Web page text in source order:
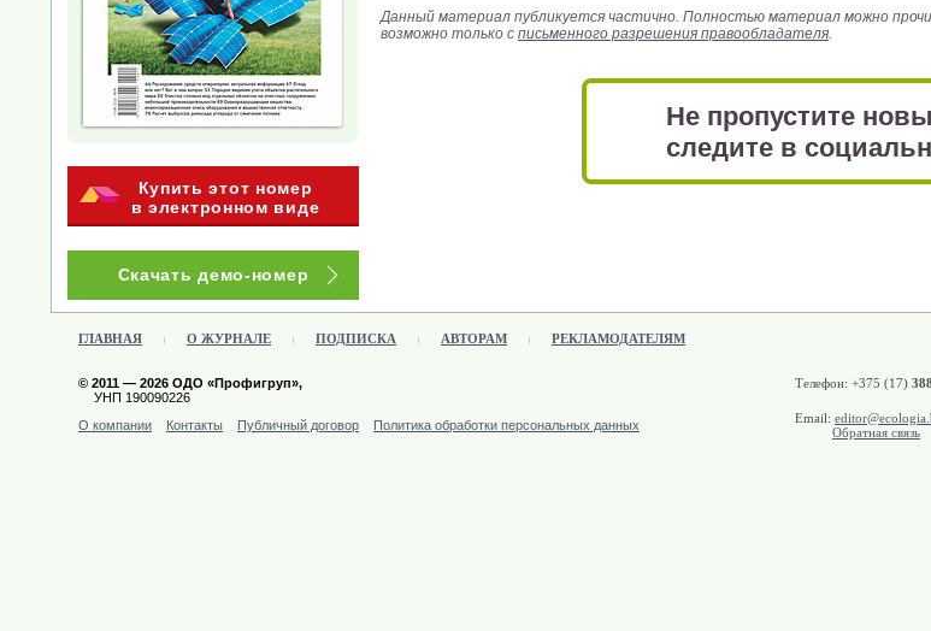
Купить этот номер
в электронном виде
Скачать демо-номер
Данный материал публикуется частично. Полностью материал можно
возможно только с письменного разрешения правообладателя.
Не пропустите
следите в
ГЛАВНАЯ О ЖУРНАЛЕ ПОДПИСКА АВТОРАМ РЕКЛАМОДАТЕЛЯМ
© 2011 — 2026 ОДО «Профигруп»,
УНП 190090226
О компании
Контакты Публичный договор Политика обработки персональных данных
Телефон: +375 (17)
Email:
Обратная связь